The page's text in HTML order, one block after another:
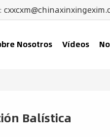
Nosotros Vídeos
Balística